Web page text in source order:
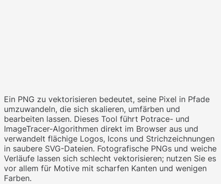
Ein PNG zu vektorisieren bedeutet, seine Pixel in Pfade
umzuwandeln, die sich skalieren, umfärben und
bearbeiten lassen. Dieses Tool führt Potrace- und
ImageTracer-Algorithmen direkt im Browser aus und
verwandelt flächige Logos, Icons und Strichzeichnungen
in saubere SVG-Dateien. Fotografische PNGs und weiche
Verläufe lassen sich schlecht vektorisieren; nutzen Sie es
vor allem für Motive mit scharfen Kanten und wenigen
Farben.